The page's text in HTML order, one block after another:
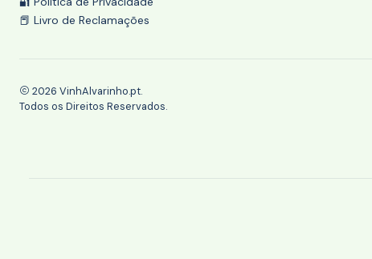
📕 Livro de Reclamações
2026 VinhAlvarinho.pt.
Todos os Direitos Reservados.